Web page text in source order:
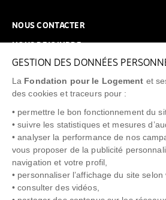
GESTION DES DONNÉES
La Fondation pour le Logement et
des cookies et traceurs pour :
• permettre le bon fonctionnement du
• suivre les statistiques et mesures
• analyser la performance de nos
vous proposer de la publicité
navigation et votre profil,
• personnaliser l’affichage du site selon
• consulter des vidéos,
NOUS CONTACTER
FAQ
NEWSLETTER
"Allô Prévention Expulsion"